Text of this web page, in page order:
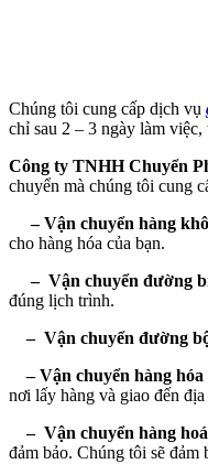
Chúng tôi cung cấp dịch vụ
chỉ sau 2 – 3 ngày làm
Công ty TNHH Chuyển
chuyển mà chúng tôi cung
– Vận chuyển hàng
cho hàng hóa của bạn.
– Vận chuyển đường
đúng lịch trình.
– Vận chuyển đường
– Vận chuyển hàng
nơi lấy hàng và giao đến
– Vận chuyển hàng
đảm bảo. Chúng tôi sẽ đảm